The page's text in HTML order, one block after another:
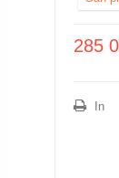
285
In